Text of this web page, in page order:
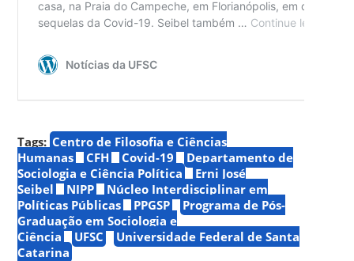
Tags: Centro de Filosofia e Ciências
Humanas
CFH Covid-19
Departamento de
Sociologia e Ciência Política
Erni José
Seibel
NIPP
Núcleo Interdisciplinar em
Políticas Públicas
PPGSP
Programa de Pós-
Graduação em Sociologia e
Ciência
UFSC
Universidade Federal de Santa
Catarina